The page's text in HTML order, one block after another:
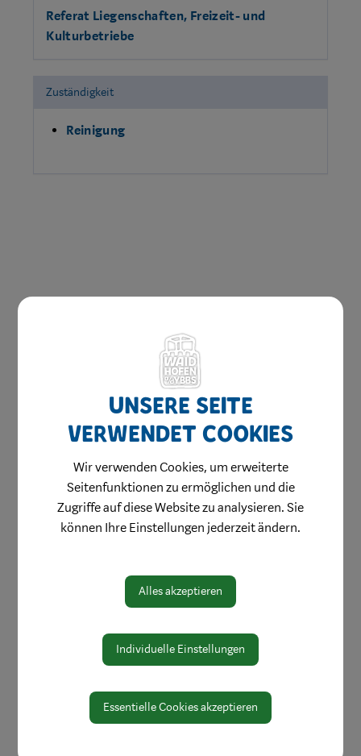
Referat Liegenschaften, Freizeit- und
Kulturbetriebe
Zuständigkeit
Reinigung
Online Formulare
MitarbeiterInnen
Bereiche
Digitale Amtstafel
Protokolle & Publikationen
Amtssignatur
EU-Whistleblowerrichtlinie
Unsere Seite
verwendet Cookies
Wir verwenden Cookies, um erweiterte
Seitenfunktionen zu ermöglichen und die
Zugriffe auf diese Website zu analysieren. Sie
können Ihre Einstellungen jederzeit ändern.
Alles akzeptieren
Individuelle Einstellungen
Essentielle Cookies akzeptieren